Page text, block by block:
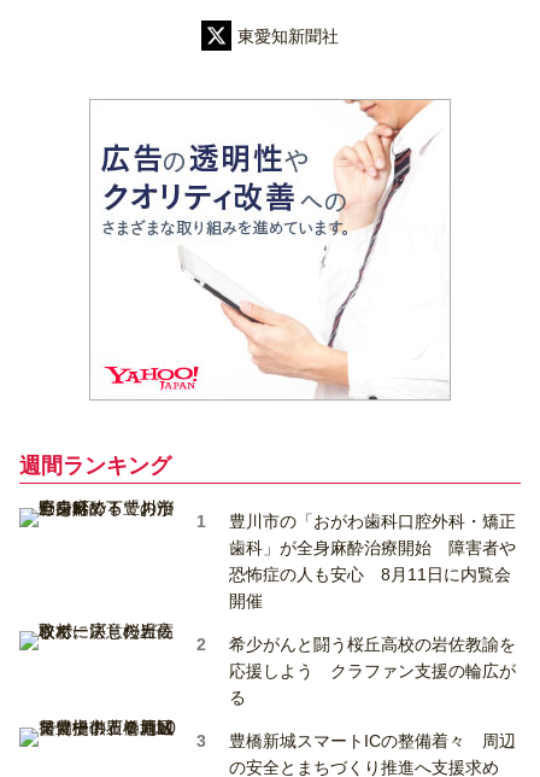
東愛知新聞社
週間ランキング
豊川市の「おがわ歯科口腔外科・矯正
歯科」が全身麻酔治療開始 障害者や
恐怖症の人も安心 8月11日に内覧会
開催
希少がんと闘う桜丘高校の岩佐教諭を
応援しよう クラファン支援の輪広が
る
豊橋新城スマートICの整備着々 周辺
の安全とまちづくり推進へ支援求め